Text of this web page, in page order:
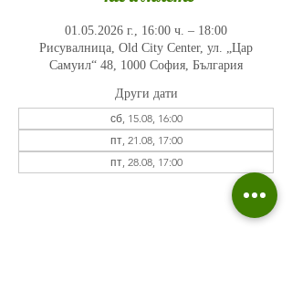
01.05.2026 г., 16:00 ч. – 18:00
Рисувалница, Old City Center, ул. „Цар
Самуил“ 48, 1000 София, България
Други дати
сб, 15.08, 16:00
пт, 21.08, 17:00
пт, 28.08, 17:00